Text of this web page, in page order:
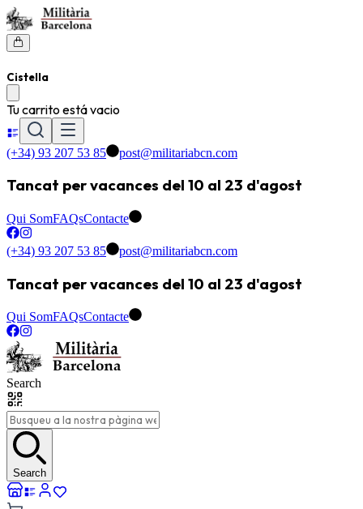
Cistella
Tu carrito está vacio
(+34) 93 207 53 85 post@militariabcn.com
Tancat per vacances del 10 al 23 d'agost
Qui SomFAQsContacte
(+34) 93 207 53 85 post@militariabcn.com
Tancat per vacances del 10 al 23 d'agost
Qui SomFAQsContacte
Search
Search